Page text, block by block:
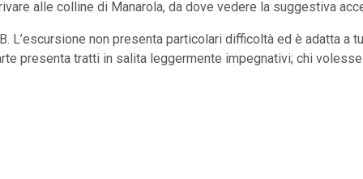
alle colline di Manarola, da dove vedere la suggestiva
L’escursione non presenta particolari difficoltà ed è adatta
presenta tratti in salita leggermente impegnativi; chi